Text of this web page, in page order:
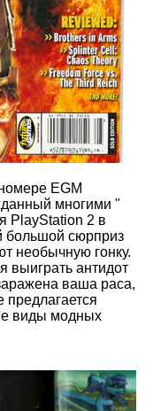
EGM
многими "
PlayStation 2 в
большой сюрприз
необычную гонку.
выиграть антидот
ваша раса,
предлагается
виды модных